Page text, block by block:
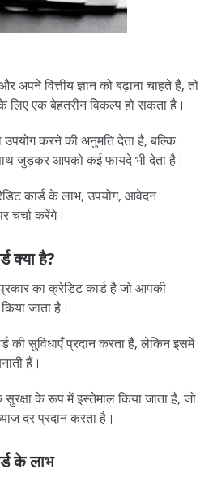
वित्तीय ज्ञान को बढ़ाना चाहते हैं, तो
लिए एक बेहतरीन विकल्प हो सकता है।
करने की अनुमति देता है, बल्कि
जुड़कर आपको कई फायदे भी देता है।
कार्ड के लाभ, उपयोग, आवेदन
चर्चा करेंगे।
क्या है?
का क्रेडिट कार्ड है जो आपकी
जाता है।
की सुविधाएँ प्रदान करता है, लेकिन इसमें
हैं।
के रूप में इस्तेमाल किया जाता है, जो
दर प्रदान करता है।
के लाभ